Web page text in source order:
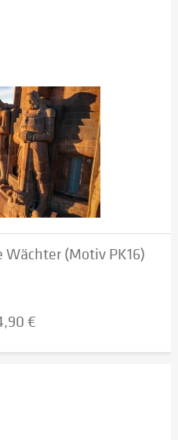
(Motiv PK16)
€